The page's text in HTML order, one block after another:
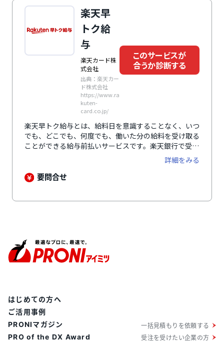
ています。福利厚生サービスの一つとして多くの企業の
導入実績があり、テレビなどのメディアにも多数取り上
げられ注目されています。
楽天早
トク給
与
楽天カード株
式会社
出典：楽天カー
ド株式会社
https://www.ra
kuten-
card.co.jp/
このサービスが
合うか診断する
楽天早トク給与とは、給料日を意識することなく、いつ
でも、どこでも、何度でも、働いた分の給料を受け取る
ことができる給与前払いサービスです。楽天銀行で受け
取れば、給料と一緒に楽天ポイントももらうことができ
るほか、振込手数料もかかりません。もちろん、楽天銀
行以外の銀行口座でも受け取り可能です。「立替型」や
詳細をみる
要問合せ
はじめての方へ
ご活用事例
PRONIマガジン
PRO of the DX Award
一括見積もりを依頼する
受注を受けたい企業の方